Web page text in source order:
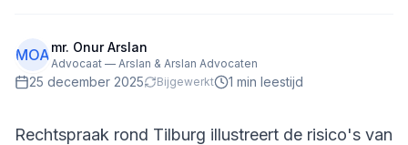
MOAmr. Onur Arslan
Advocaat — Arslan & Arslan Advocaten
25 december 2025 Bijgewerkt 1 min leestijd
Rechtspraak rond Tilburg illustreert de risico's van